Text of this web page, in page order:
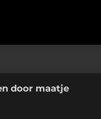
door maatje